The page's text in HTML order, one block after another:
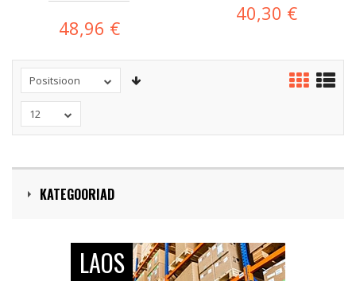
48,96 €
40,30 €
Positsioon
12
KATEGOORIAD
LAOS